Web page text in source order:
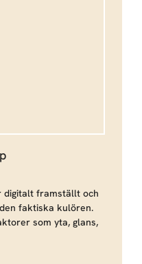
digitalt framställt och
faktiska kulören.
som yta, glans,